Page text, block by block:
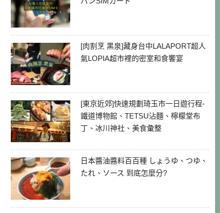
[肉割烹 黑泉]藏身台中LALAPORT超人
氣LOPIA超市裡的密室和食饗宴
[東京近郊]快速規劃琦玉市一日遊行程-
鐵道博物館、TETSU沾麵、檸檬堂布
丁、冰川神社、美食彙整
日本醬油醬料百百種 しょうゆ、つゆ、
たれ、ソース 到底怎麼分?